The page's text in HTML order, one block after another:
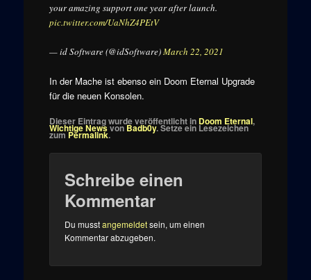
your amazing support one year after launch.
pic.twitter.com/UaNhZ4PEtV
— id Software (@idSoftware)March 22, 2021
In der Mache ist ebenso ein Doom Eternal Upgrade
für die neuen Konsolen.
Dieser Eintrag wurde veröffentlicht in Doom Eternal,
Wichtige NewsvonBadb0y. Setze ein Lesezeichen
zumPermalink.
Schreibe einen
Kommentar
Du musstangemeldetsein, um einen
Kommentar abzugeben.